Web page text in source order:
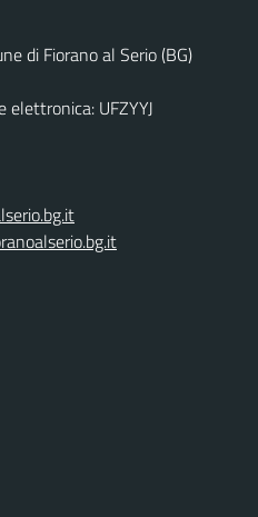
di Fiorano al Serio (BG)
elettronica: UFZYYJ